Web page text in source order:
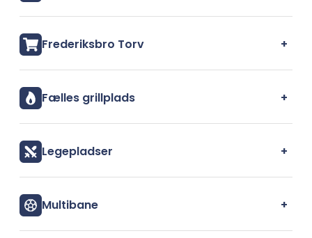
Frederiksbro Torv +
Fælles grillplads +
Legepladser +
Multibane +